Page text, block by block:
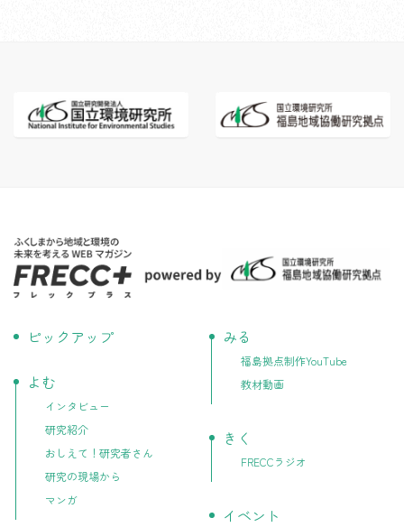
ピックアップ
よむ
インタビュー
研究紹介
おしえて！研究者さん
研究の現場から
マンガ
みる
福島拠点制作YouTube
教材動画
きく
FRECCラジオ
イベント